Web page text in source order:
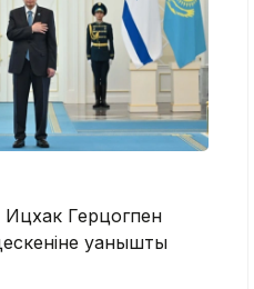
Герцогпен
қуанышты